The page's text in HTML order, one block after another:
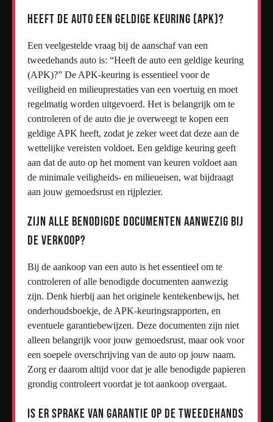
Heeft de auto een geldige keuring (APK)?
Een veelgestelde vraag bij de aanschaf van een
tweedehands auto is: “Heeft de auto een geldige keuring
(APK)?” De APK-keuring is essentieel voor de
veiligheid en milieuprestaties van een voertuig en moet
regelmatig worden uitgevoerd. Het is belangrijk om te
controleren of de auto die je overweegt te kopen een
geldige APK heeft, zodat je zeker weet dat deze aan de
wettelijke vereisten voldoet. Een geldige keuring geeft
aan dat de auto op het moment van keuren voldoet aan
de minimale veiligheids- en milieueisen, wat bijdraagt
aan jouw gemoedsrust en rijplezier.
Zijn alle benodigde documenten aanwezig bij
de verkoop?
Bij de aankoop van een auto is het essentieel om te
controleren of alle benodigde documenten aanwezig
zijn. Denk hierbij aan het originele kentekenbewijs, het
onderhoudsboekje, de APK-keuringsrapporten, en
eventuele garantiebewijzen. Deze documenten zijn niet
alleen belangrijk voor jouw gemoedsrust, maar ook voor
een soepele overschrijving van de auto op jouw naam.
Zorg er daarom altijd voor dat je alle benodigde papieren
grondig controleert voordat je tot aankoop overgaat.
Is er sprake van garantie op de tweedehands